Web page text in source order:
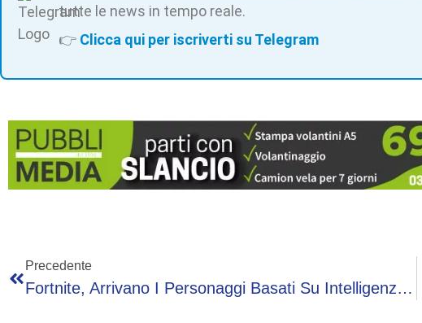
tutte le news in tempo reale.
👉 Clicca qui per iscriverti su Telegram
Precedente
Fortnite, Arrivano I Personaggi Basati Su Intelligenza Artificiale